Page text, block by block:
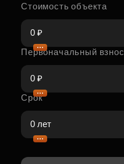
Стоимость объекта
Первоначальный взнос
Срок